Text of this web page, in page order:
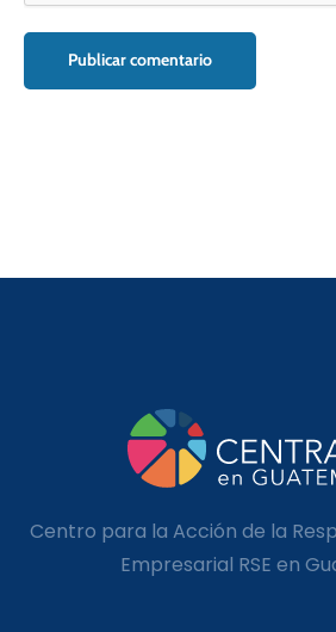
Centro para la Acción de la
Empresarial RSE en